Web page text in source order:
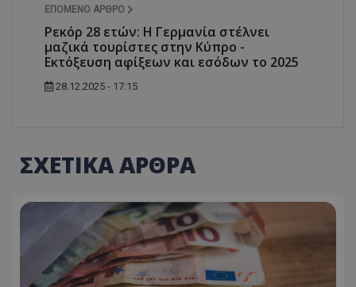
ΕΠΌΜΕΝΟ ΆΡΘΡΟ
Ρεκόρ 28 ετών: Η Γερμανία στέλνει
μαζικά τουρίστες στην Κύπρο -
Εκτόξευση αφίξεων και εσόδων το 2025
28.12.2025 - 17:15
ΣΧΕΤΙΚΑ ΑΡΘΡΑ